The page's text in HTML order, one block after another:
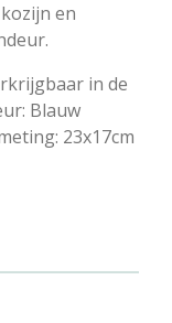
en
in de
Blauw
23x17cm